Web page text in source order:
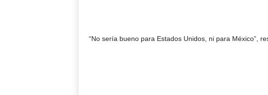
“No sería bueno para Estados Unidos, ni para México”,